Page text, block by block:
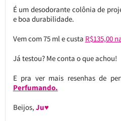
É um desodorante colônia de
e boa durabilidade.
Vem com 75 ml e custa R$135,00
Já testou? Me conta o que achou!
E pra ver mais resenhas de
Perfumando.
Beijos, Ju♥